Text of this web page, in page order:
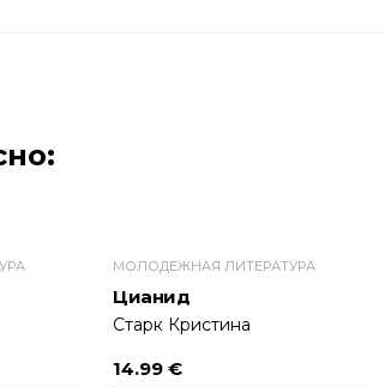
МОЛОДЕЖНАЯ ЛИТЕРАТУРА
Цианид
Старк Кристина
14.99 €